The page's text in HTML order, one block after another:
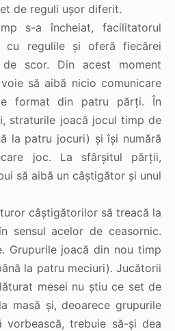
de reguli ușor diferit.
s-a încheiat, facilitatorul
cu regulile și oferă fiecărei
scor. Din acest moment
să aibă nicio comunicare
format din patru părți. În
straturile joacă jocul timp de
la patru jocuri) și își numără
joc. La sfârșitul părții,
să aibă un câștigător și unul
câștigătorilor să treacă la
sensul acelor de ceasornic.
Grupurile joacă din nou timp
la patru meciuri). Jucătorii
mesei nu știu ce set de
masă și, deoarece grupurile
trebuie să-și dea